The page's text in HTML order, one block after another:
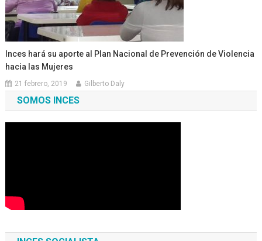
Inces hará su aporte al Plan Nacional de Prevención de Violencia
hacia las Mujeres
21 febrero, 2019 Gilberto Daly
SOMOS INCES